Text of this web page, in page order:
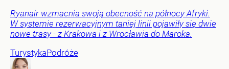
Ryanair wzmacnia swoją obecność na północy Afryki.
W systemie rezerwacyjnym taniej linii pojawiły się dwie
nowe trasy - z Krakowa i z Wrocławia do Maroka.
TurystykaPodróże